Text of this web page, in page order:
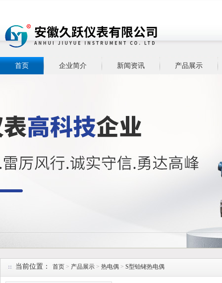
安徽久跃仪表有限公司
首页 企业简介 新闻资讯 产品展示
当前位置： 首页 > 产品展示 > 热电偶 > S型铂铑热电偶